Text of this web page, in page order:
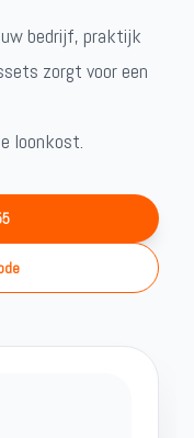
bedrijf, praktijk
zorgt voor een
loonkost.